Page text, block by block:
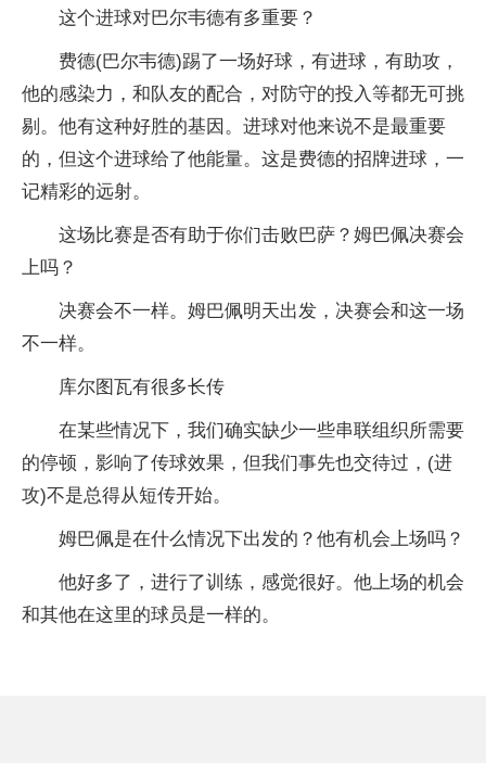
这个进球对巴尔韦德有多重要？
费德(巴尔韦德)踢了一场好球，有进球，有助攻，
他的感染力，和队友的配合，对防守的投入等都无可挑
剔。他有这种好胜的基因。进球对他来说不是最重要
的，但这个进球给了他能量。这是费德的招牌进球，一
记精彩的远射。
这场比赛是否有助于你们击败巴萨？姆巴佩决赛会
上吗？
决赛会不一样。姆巴佩明天出发，决赛会和这一场
不一样。
库尔图瓦有很多长传
在某些情况下，我们确实缺少一些串联组织所需要
的停顿，影响了传球效果，但我们事先也交待过，(进
攻)不是总得从短传开始。
姆巴佩是在什么情况下出发的？他有机会上场吗？
他好多了，进行了训练，感觉很好。他上场的机会
和其他在这里的球员是一样的。